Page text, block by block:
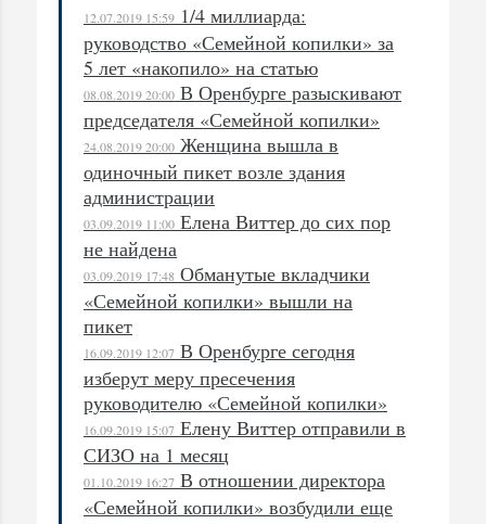
12.07.2019 15:59 1/4 миллиарда:
руководство «Семейной копилки» за
5 лет «накопило» на статью
08.08.2019 20:00 В Оренбурге разыскивают
председателя «Семейной копилки»
24.08.2019 20:00 Женщина вышла в
одиночный пикет возле здания
администрации
03.09.2019 11:00 Елена Виттер до сих пор
не найдена
03.09.2019 17:48 Обманутые вкладчики
«Семейной копилки» вышли на
пикет
16.09.2019 12:07 В Оренбурге сегодня
изберут меру пресечения
руководителю «Семейной копилки»
16.09.2019 15:07 Елену Виттер отправили в
СИЗО на 1 месяц
01.10.2019 16:27 В отношении директора
«Семейной копилки» возбудили еще